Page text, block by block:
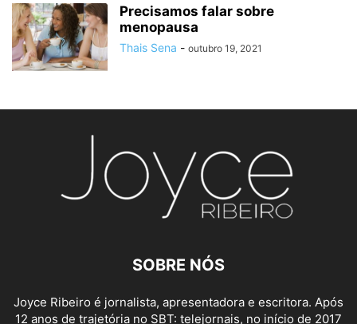
Precisamos falar sobre
menopausa
Thais Sena - outubro 19, 2021
SOBRE NÓS
Joyce Ribeiro é jornalista, apresentadora e escritora. Após
12 anos de trajetória no SBT: telejornais, no início de 2017